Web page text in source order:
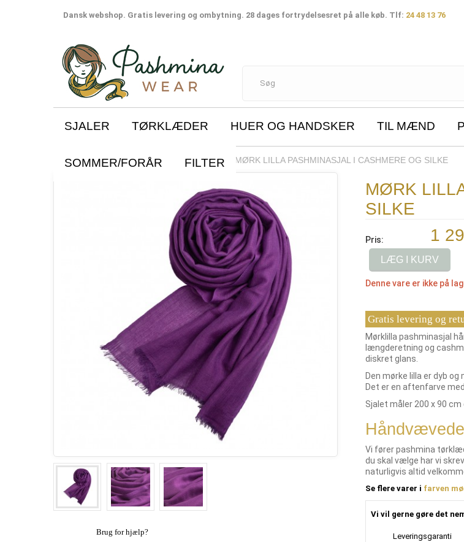
Dansk webshop. Gratis levering og ombytning. 28 dages fortrydelsesret på alle køb. Tlf: 24 48 13 76
SJALER TØRKLÆDER HUER OG HANDSKER TIL MÆND
SOMMER/FORÅR FILTER
SJALER SILKE/CASHMERE MØRK LILLA PASHMINASJAL I CASHMERE OG SILKE
Brug for hjælp?
MØRK
SILKE
Pris: 1
LÆG I KURV
Denne vare er ikke på
Gratis levering og
Mørklilla pashminasjal
længderetning og
diskret glans.
Den mørke lilla er dyb
Det er en aftenfarve
Sjalet måler 200 x 90
Vi fører pashmina
du skal vælge har vi
naturligvis altid
Se flere varer i farven
Vi vil gerne gøre det
Leveringsgaranti